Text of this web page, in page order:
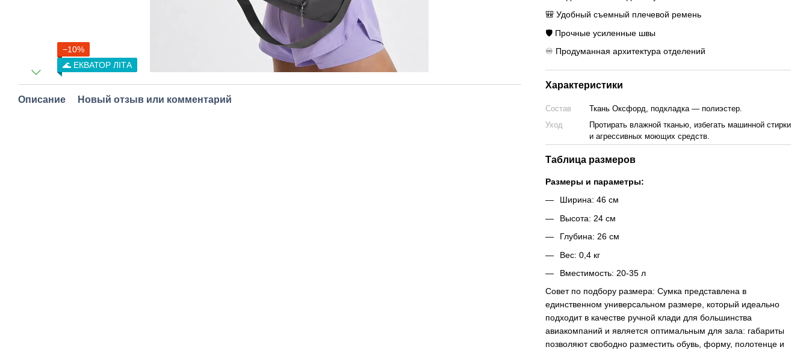
−10%
🌊 ЕКВАТОР ЛІТА
Описание Новый отзыв или комментарий
🎒 Удобный съемный плечевой ремень
🛡️ Прочные усиленные швы
♾️ Продуманная архитектура отделений
Характеристики
Состав
Ткань Оксфорд, подкладка — полиэстер.
Уход
Протирать влажной тканью, избегать машинной стирки
и агрессивных моющих средств.
Таблица размеров
Размеры и параметры:
Ширина: 46 см
Высота: 24 см
Глубина: 26 см
Вес: 0,4 кг
Вместимость: 20-35 л
Совет по подбору размера: Сумка представлена в
единственном универсальном размере, который идеально
подходит в качестве ручной клади для большинства
авиакомпаний и является оптимальным для зала: габариты
позволяют свободно разместить обувь, форму, полотенце и